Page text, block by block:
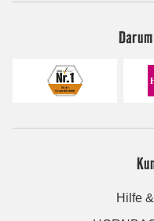
Hilfe